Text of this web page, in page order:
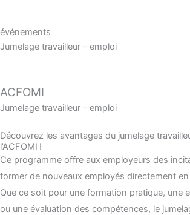
événements
Jumelage travailleur – emploi
ACFOMI
Jumelage travailleur – emploi
Découvrez les avantages du jumelage
l’ACFOMI !
Ce programme offre aux employeurs des
former de nouveaux employés directement en
Que ce soit pour une formation pratique, une
ou une évaluation des compétences, le